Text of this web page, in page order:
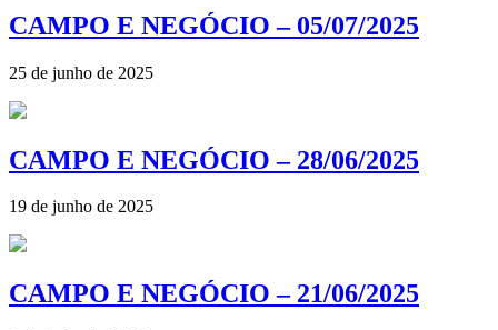
CAMPO E NEGÓCIO – 05/07/2025
25 de junho de 2025
CAMPO E NEGÓCIO – 28/06/2025
19 de junho de 2025
CAMPO E NEGÓCIO – 21/06/2025